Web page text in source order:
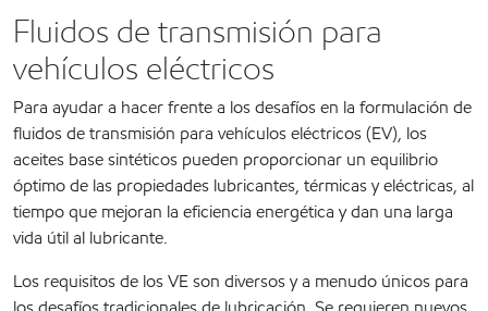
Fluidos de transmisión para
vehículos eléctricos
Para ayudar a hacer frente a los desafíos en la formulación de
fluidos de transmisión para vehículos eléctricos (EV), los
aceites base sintéticos pueden proporcionar un equilibrio
óptimo de las propiedades lubricantes, térmicas y eléctricas, al
tiempo que mejoran la eficiencia energética y dan una larga
vida útil al lubricante.
Los requisitos de los VE son diversos y a menudo únicos para